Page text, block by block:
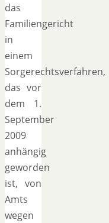
das
Familiengericht
in
einem
Sorgerechtsverfahren,
das vor
dem 1.
September
2009
anhängig
geworden
ist, von
Amts
wegen